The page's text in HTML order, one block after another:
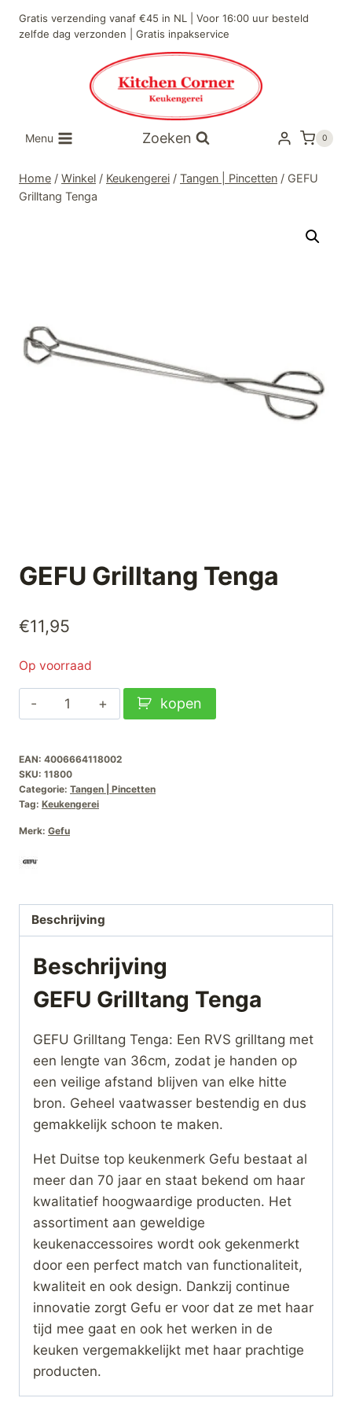
naar
Gratis verzending vanaf €45 in NL | Voor 16:00 uur besteld
zelfde dag verzonden | Gratis inpakservice
Menu Zoeken 0
Home / Winkel / Keukengerei / Tangen | Pincetten / GEFU
Grilltang Tenga
GEFU Grilltang Tenga
€11,95
Op voorraad
GEFU
Grilltang
aantal
kopen
EAN: 4006664118002
SKU: 11800
Categorie: Tangen | Pincetten
Tag: Keukengerei
Merk: Gefu
Beschrijving
Beschrijving
GEFU Grilltang Tenga
GEFU Grilltang Tenga: Een RVS grilltang met
een lengte van 36cm, zodat je handen op
een veilige afstand blijven van elke hitte
bron. Geheel vaatwasser bestendig en dus
gemakkelijk schoon te maken.
Het Duitse top keukenmerk Gefu bestaat al
meer dan 70 jaar en staat bekend om haar
kwalitatief hoogwaardige producten. Het
assortiment aan geweldige
keukenaccessoires wordt ook gekenmerkt
door een perfect match van functionaliteit,
kwaliteit en ook design. Dankzij continue
innovatie zorgt Gefu er voor dat ze met haar
tijd mee gaat en ook het werken in de
keuken vergemakkelijkt met haar prachtige
producten.